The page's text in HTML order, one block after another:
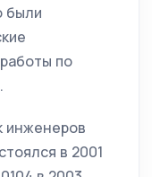
были
по
инженеров
в 2001